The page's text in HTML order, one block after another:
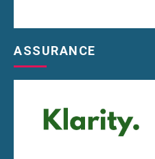
ASSURANCE